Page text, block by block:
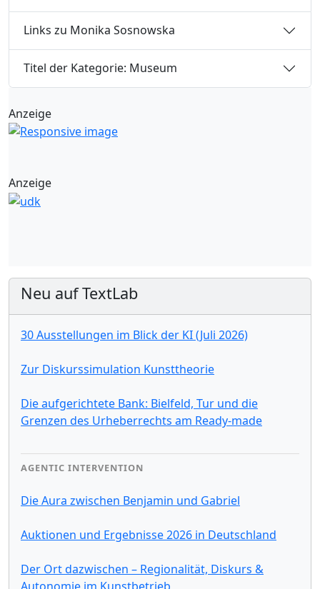
Links zu Monika Sosnowska
Titel der Kategorie: Museum
Anzeige
Anzeige
Neu auf TextLab
30 Ausstellungen im Blick der KI (Juli 2026)
Zur Diskurssimulation Kunsttheorie
Die aufgerichtete Bank: Bielfeld, Tur und die
Grenzen des Urheberrechts am Ready-made
AGENTIC INTERVENTION
Die Aura zwischen Benjamin und Gabriel
Auktionen und Ergebnisse 2026 in Deutschland
Der Ort dazwischen – Regionalität, Diskurs &